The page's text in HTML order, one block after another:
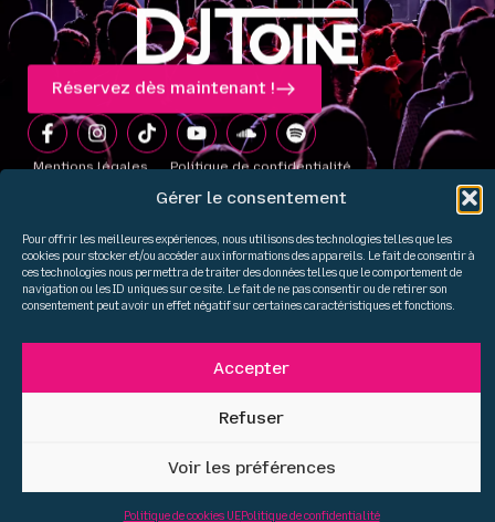
Gérer le consentement
Pour offrir les meilleures expériences, nous utilisons des technologies telles que les
cookies pour stocker et/ou accéder aux informations des appareils. Le fait de consentir à
ces technologies nous permettra de traiter des données telles que le comportement de
navigation ou les ID uniques sur ce site. Le fait de ne pas consentir ou de retirer son
consentement peut avoir un effet négatif sur certaines caractéristiques et fonctions.
Accepter
Refuser
Voir les préférences
Politique de cookies UEPolitique de confidentialité
Réservez dès maintenant !
Mentions légales
Politique de confidentialité
Politique de cookies UE